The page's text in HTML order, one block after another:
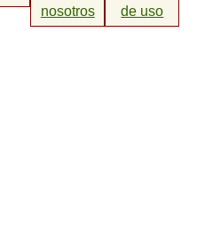
nosotros
de uso